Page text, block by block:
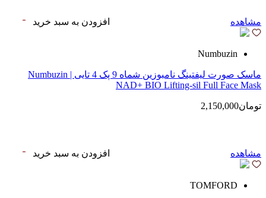
مشاهده افزودن به سبد خرید
Numbuzin
ماسک صورت لیفتینگ نامبوزین شماه 9 پک 4 تایی | Numbuzin
NAD+ BIO Lifting-sil Full Face Mask
تومان2,150,000
مشاهده افزودن به سبد خرید
TOMFORD